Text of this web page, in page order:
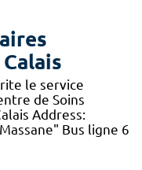
le service
de Soins
Address:
Bus ligne 6